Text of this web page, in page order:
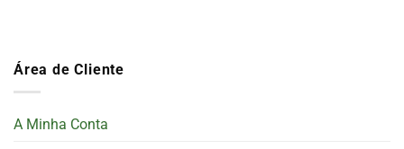
Área de Cliente
A Minha Conta